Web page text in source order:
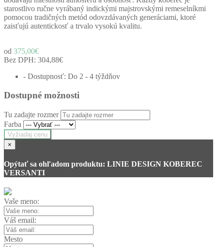
starostlivo ručne vyrábaný indickými majstrovskými remeselníkmi
pomocou tradičných metód odovzdávaných generáciami, ktoré
zaisťujú autentickosť a trvalo vysokú kvalitu.
od 375,00€
Bez DPH: 304,88€
- Dostupnosť: Do 2 - 4 týždňov
Dostupné možnosti
Tu zadajte rozmer
Farba
Vyžiadaj cenu
×
Opýtať sa ohľadom produktu: LINIE DESIGN KOBEREC
VERSANTI
Vaše meno:
Váš email:
Mesto